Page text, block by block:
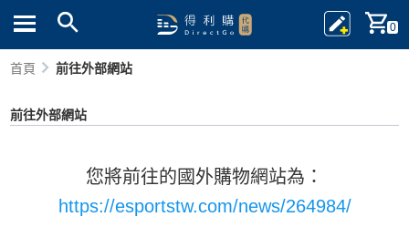
0
首頁 前往外部網站
前往外部網站
您將前往的國外購物網站為：
https://esportstw.com/news/264984/